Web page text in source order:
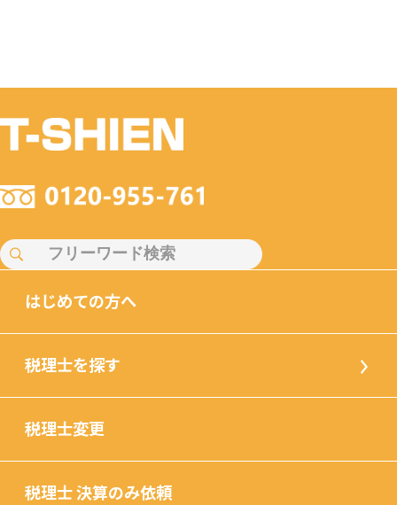
はじめての方へ
税理士を探す
税理士変更
税理士 決算のみ依頼